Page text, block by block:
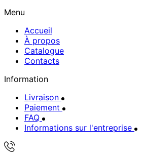
Menu
Accueil
À propos
Catalogue
Contacts
Information
Livraison
Paiement
FAQ
Informations sur l'entreprise